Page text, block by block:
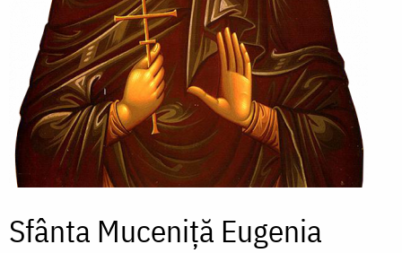
Sfânta Muceniță Eugenia